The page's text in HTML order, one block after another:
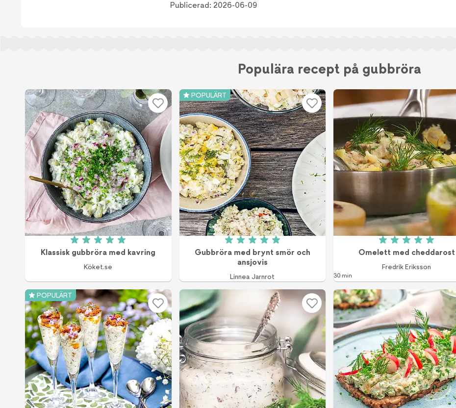
Publicerad: 2026-06-09
Populära recept på gubbröra
Betyg: 5 av 5 (6 röster)
Klassisk gubbröra med kavring
Köket.se
POPULÄRT
Betyg: 5 av 5 (25 röster)
Gubbröra med brynt smör och
ansjovis
Linnea Jarnrot
Betyg: 5 av 5 (1
Omelett med cheddarost
Fredrik Eriksson
30 min
POPULÄRT